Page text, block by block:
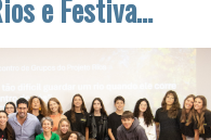
em torno dos rios - o Mês dos
dezenas de participantes de